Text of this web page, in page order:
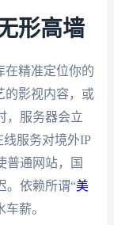
形高墙
在精准定位你的
的影视内容，或
，服务器会立
服务对境外IP
普通网站，国
。依赖所谓“美
薪。